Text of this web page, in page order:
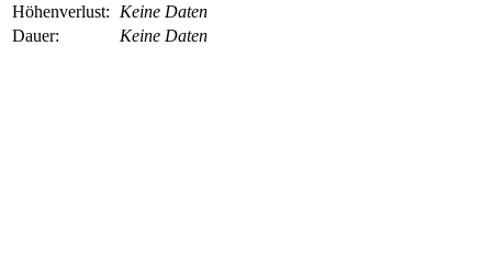
Höhenverlust:
Keine Daten
Dauer:
Keine Daten